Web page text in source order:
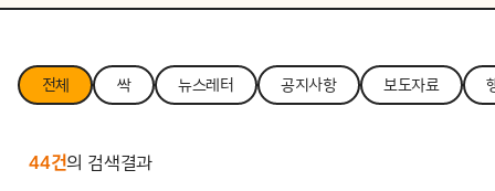
전체 싹 뉴스레터 공지사항 보도자료
44건의 검색결과